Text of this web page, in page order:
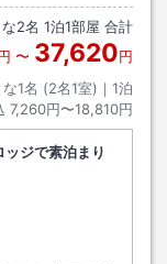
2名 1泊1部屋 合計
〜 37,620円
な1名 (2名1室)｜ 1泊
7,260円〜18,810円
ジで素泊まり